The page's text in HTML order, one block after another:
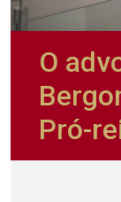
O
Pró-